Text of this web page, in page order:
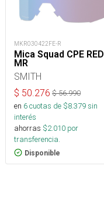
MKR030422FE-R
Mica Squad CPE RED
MR
SMITH
$ 50.276 $56.990
en 6cuotas de $8.379sin
interés
ahorras $2.010 por
transferencia.
Disponible